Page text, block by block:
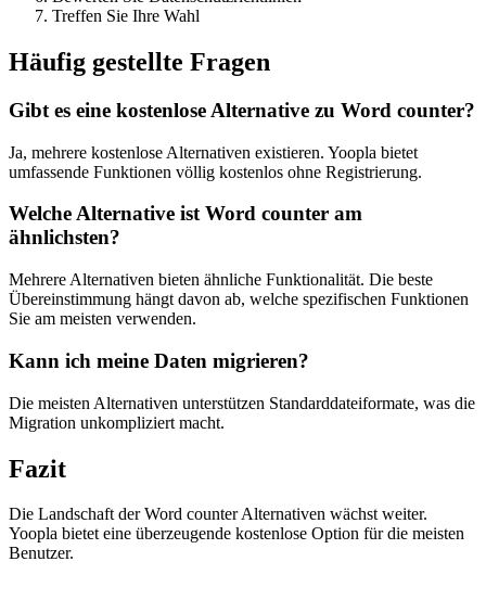
Treffen Sie Ihre Wahl
Häufig gestellte Fragen
Gibt es eine kostenlose Alternative zu Word counter?
Ja, mehrere kostenlose Alternativen existieren. Yoopla bietet
umfassende Funktionen völlig kostenlos ohne Registrierung.
Welche Alternative ist Word counter am
ähnlichsten?
Mehrere Alternativen bieten ähnliche Funktionalität. Die beste
Übereinstimmung hängt davon ab, welche spezifischen Funktionen
Sie am meisten verwenden.
Kann ich meine Daten migrieren?
Die meisten Alternativen unterstützen Standarddateiformate, was die
Migration unkompliziert macht.
Fazit
Die Landschaft der Word counter Alternativen wächst weiter.
Yoopla bietet eine überzeugende kostenlose Option für die meisten
Benutzer.